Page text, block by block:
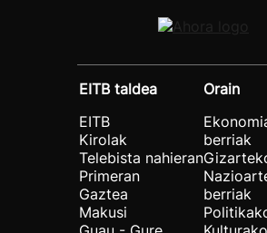
EITB taldea
EITB
Kirolak
Telebista nahieran
Primeran
Gaztea
Makusi
Orain
berriak
berriak